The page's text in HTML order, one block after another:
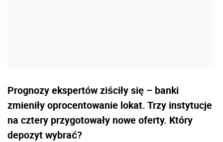
Prognozy ekspertów ziściły się – banki
zmieniły oprocentowanie lokat. Trzy instytucje
na cztery przygotowały nowe oferty. Który
depozyt wybrać?